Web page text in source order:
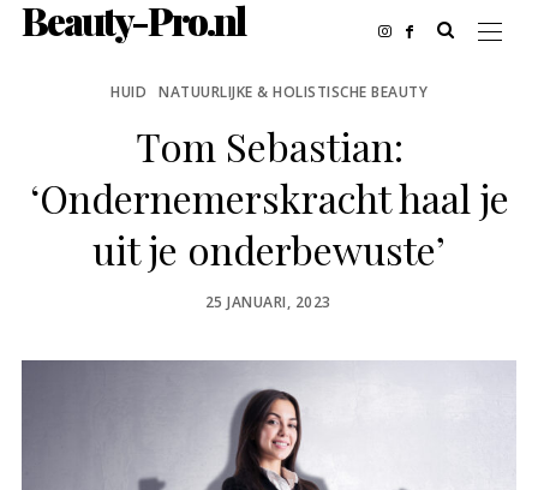
Beauty-Pro.nl
HUID NATUURLIJKE & HOLISTISCHE BEAUTY
Tom Sebastian:
‘Ondernemerskracht haal je
uit je onderbewuste’
POSTED
25 JANUARI, 2023